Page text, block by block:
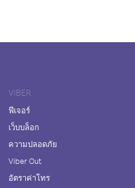
VIBER
ฟีเจอร์
เว็บบล็อก
ความปลอดภัย
Viber Out
อัตราค่าโทร